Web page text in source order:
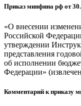
Приказ минфина рф от
«О внесении
Российской
утверждении
представления
об исполнении
Федерации»
Комментарий к приказу